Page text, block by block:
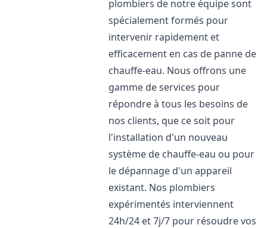
plombiers de notre équipe sont
spécialement formés pour
intervenir rapidement et
efficacement en cas de panne de
chauffe-eau. Nous offrons une
gamme de services pour
répondre à tous les besoins de
nos clients, que ce soit pour
l'installation d'un nouveau
système de chauffe-eau ou pour
le dépannage d'un appareil
existant. Nos plombiers
expérimentés interviennent
24h/24 et 7j/7 pour résoudre vos